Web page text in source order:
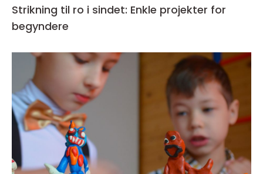
Strikning til ro i sindet: Enkle projekter for
begyndere